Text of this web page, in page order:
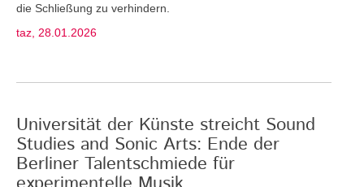
die Schließung zu verhindern.
taz, 28.01.2026
Universität der Künste streicht Sound
Studies and Sonic Arts: Ende der
Berliner Talentschmiede für